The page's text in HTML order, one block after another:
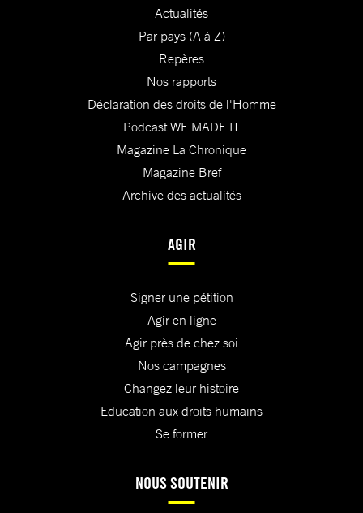
Actualités
Par pays (A à Z)
Repères
Nos rapports
Déclaration des droits de l'Homme
Podcast WE MADE IT
Magazine La Chronique
Magazine Bref
Archive des actualités
AGIR
Signer une pétition
Agir en ligne
Agir près de chez soi
Nos campagnes
Changez leur histoire
Education aux droits humains
Se former
NOUS SOUTENIR